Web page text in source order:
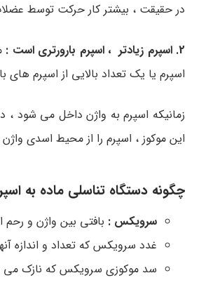
در حقیقت ، بیشتر کار حرکت توسط
2. اسپرم زیادتر ، اسپرم بارورتری است :
اسپرم یا یک تعداد بالایی از اسپرم
این موکوز ، اسپرم را از محیط اسدی
چگونه دستگاه تناسلی ماده به
سرویکس : بافتی بین واژن و
غدد سرویکس که تعداد و اندازه
سد موکوزی سرویکس که نازک می